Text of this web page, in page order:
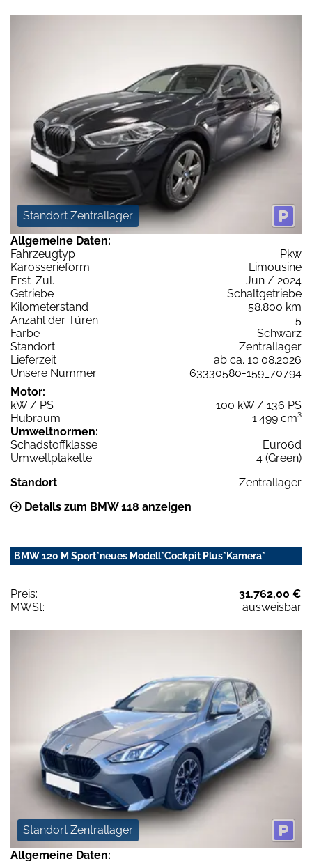
Standort Zentrallager
Allgemeine Daten:
Fahrzeugtyp
Pkw
Karosserieform
Limousine
Erst-Zul.
Jun / 2024
Getriebe
Schaltgetriebe
Kilometerstand
58.800 km
Anzahl der Türen
5
Farbe
Schwarz
Standort
Zentrallager
Lieferzeit
ab ca. 10.08.2026
Unsere Nummer
63330580-159_70794
Motor:
kW / PS
100 kW / 136 PS
Hubraum
1.499 cm³
Umweltnormen:
Schadstoffklasse
Euro6d
Umweltplakette
4 (Green)
Standort
Zentrallager
Details zum BMW 118 anzeigen
BMW 120 M Sport*neues Modell*Cockpit Plus*Kamera*
Preis:
31.762,00 €
MWSt:
ausweisbar
Standort Zentrallager
Allgemeine Daten: